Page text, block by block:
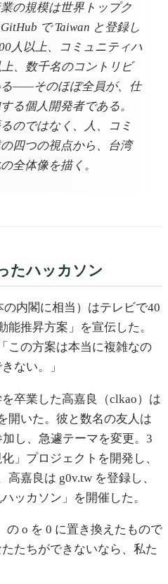
の規模は世界トップク
で Taiwan と登録し
人以上、コミュニティハ
、数千名のコントリビ
る——そのほぼ全員が、仕
る個人開発者である。
のではなく、人、コミ
四つの視点から、台湾
全体像を描く。
たハッカソン
内閣に相当）はテレビで40
推昇方案」を宣伝した。
この方案は本当に複雑なの
ない。」
卒業した高嘉良（clkao）は
開いた。彼と数名の友人は
加し、急遽テーマを変更。3
」プロジェクトを開発し、
嘉良は g0v.tw を登録し、
ッカソン」を開催した。
の o を 0 に置き換えたもので
たちができないなら、私た